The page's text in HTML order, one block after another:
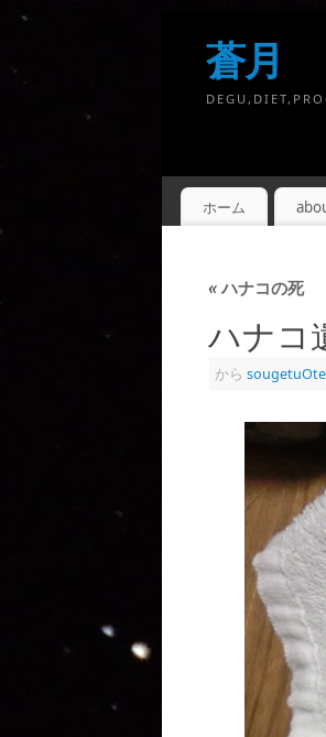
蒼月
ホーム
«ハナコの死
ハナコ
から sougetuOte